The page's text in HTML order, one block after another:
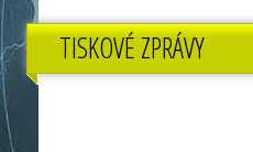
TISKOVÉ ZPRÁVY